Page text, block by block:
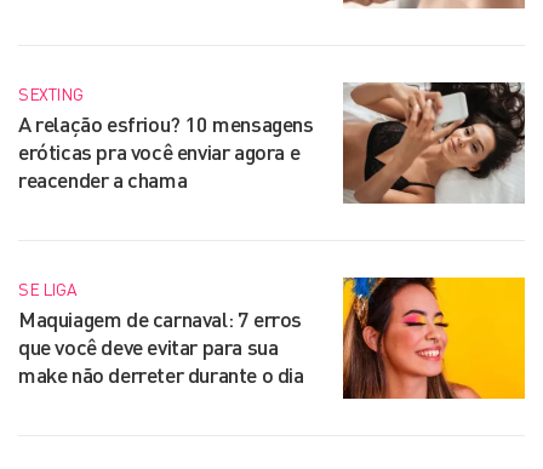
SEXTING
A relação esfriou? 10 mensagens
eróticas pra você enviar agora e
reacender a chama
SE LIGA
Maquiagem de carnaval: 7 erros
que você deve evitar para sua
make não derreter durante o dia